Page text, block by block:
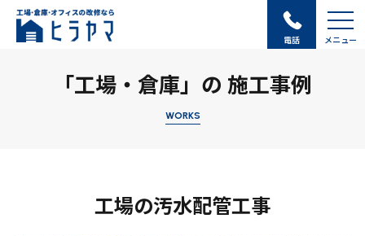
電話 メニュー
「工場・倉庫」の 施工事例
WORKS
工場の汚水配管工事